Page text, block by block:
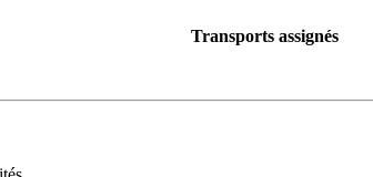
Transports assignés